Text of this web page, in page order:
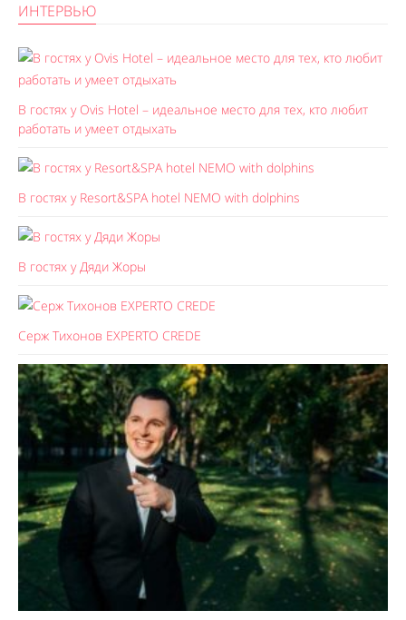
ИНТЕРВЬЮ
В гостях у Ovis Hotel – идеальное место для тех, кто любит
работать и умеет отдыхать
В гостях у Resort&SPA hotel NEMO with dolphins
В гостях у Дяди Жоры
Серж Тихонов EXPERTO CREDE